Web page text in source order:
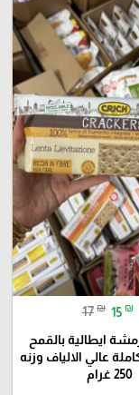
17 ₪ 15 ₪
ايطالية بالقمح
عالي الالياف وزنه
250 غرام